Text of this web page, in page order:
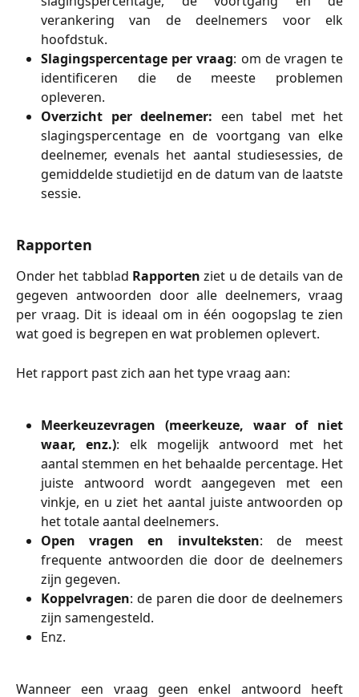
verankering van de deelnemers voor elk
hoofdstuk.
Slagingspercentage per vraag: om de vragen te
identificeren die de meeste problemen
opleveren.
Overzicht per deelnemer: een tabel met het
slagingspercentage en de voortgang van elke
deelnemer, evenals het aantal studiesessies, de
gemiddelde studietijd en de datum van de laatste
sessie.
Rapporten
Onder het tabblad Rapporten ziet u de details van de
gegeven antwoorden door alle deelnemers, vraag
per vraag. Dit is ideaal om in één oogopslag te zien
wat goed is begrepen en wat problemen oplevert.
Het rapport past zich aan het type vraag aan:
Meerkeuzevragen (meerkeuze, waar of niet
waar, enz.): elk mogelijk antwoord met het
aantal stemmen en het behaalde percentage. Het
juiste antwoord wordt aangegeven met een
vinkje, en u ziet het aantal juiste antwoorden op
het totale aantal deelnemers.
Open vragen en invulteksten: de meest
frequente antwoorden die door de deelnemers
zijn gegeven.
Koppelvragen: de paren die door de deelnemers
zijn samengesteld.
Enz.
Wanneer een vraag geen enkel antwoord heeft